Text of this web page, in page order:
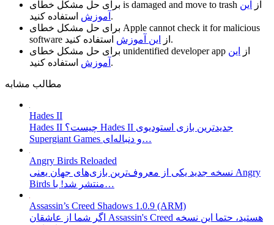
is damaged and move to trash از
این
آموزش استفاده کنید.
Apple cannot check it for malicious
software
از این آموزش
استفاده کنید.
unidentified developer app از
این
آموزش استفاده کنید.
مطالب مشابه
Hades II
Hades II چیست؟ Hades II جدیدترین بازی استودیوی
Supergiant Games و دنباله‌ای…
Angry Birds Reloaded
نسخه جدید یکی از معروف‌ترین بازی‌های جهان یعنی Angry
Birds منتشر شد! با…
Assassin’s Creed Shadows 1.0.9 (ARM)
اگر شما از عاشقان Assassin's Creed هستید، حتما این نسخه